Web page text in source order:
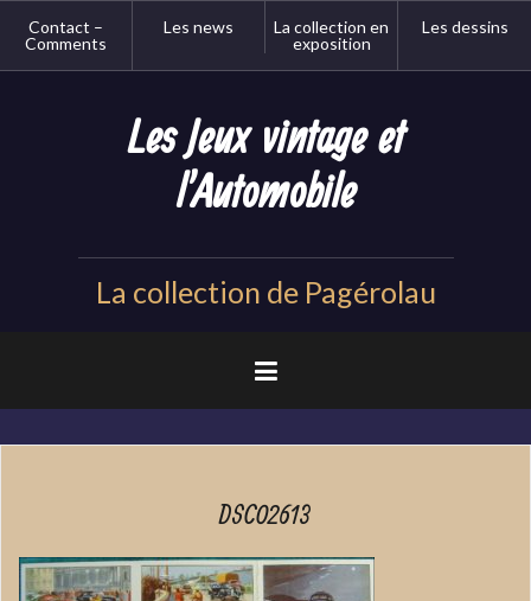
Contact –
Comments
Les news
La collection en
exposition
Les dessins
Les Jeux vintage et
l'Automobile
La collection de Pagérolau
DSC02613